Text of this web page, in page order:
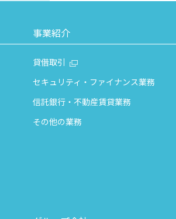
事業紹介
貸借取引
セキュリティ・ファイナンス業務
信託銀行・不動産賃貸業務
その他の業務